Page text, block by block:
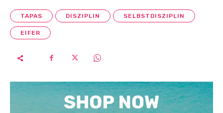
TAPAS DISZIPLIN SELBSTDISZIPLIN
EIFER